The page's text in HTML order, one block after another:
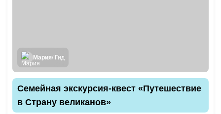
Мария/ Гид
Семейная экскурсия-квест «Путешествие
в Страну великанов»